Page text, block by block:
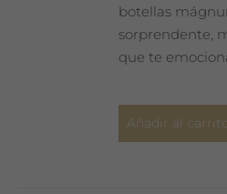
botellas
sorprendente,
que te
Añadir al